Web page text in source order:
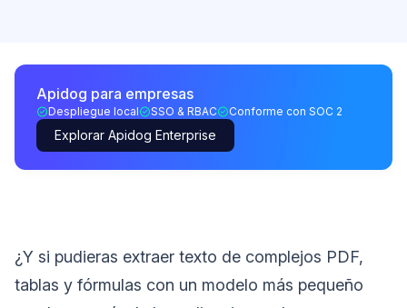
Apidog para empresas
Despliegue local SSO & RBAC Conforme con SOC 2
Explorar Apidog Enterprise
¿Y si pudieras extraer texto de complejos PDF,
tablas y fórmulas con un modelo más pequeño